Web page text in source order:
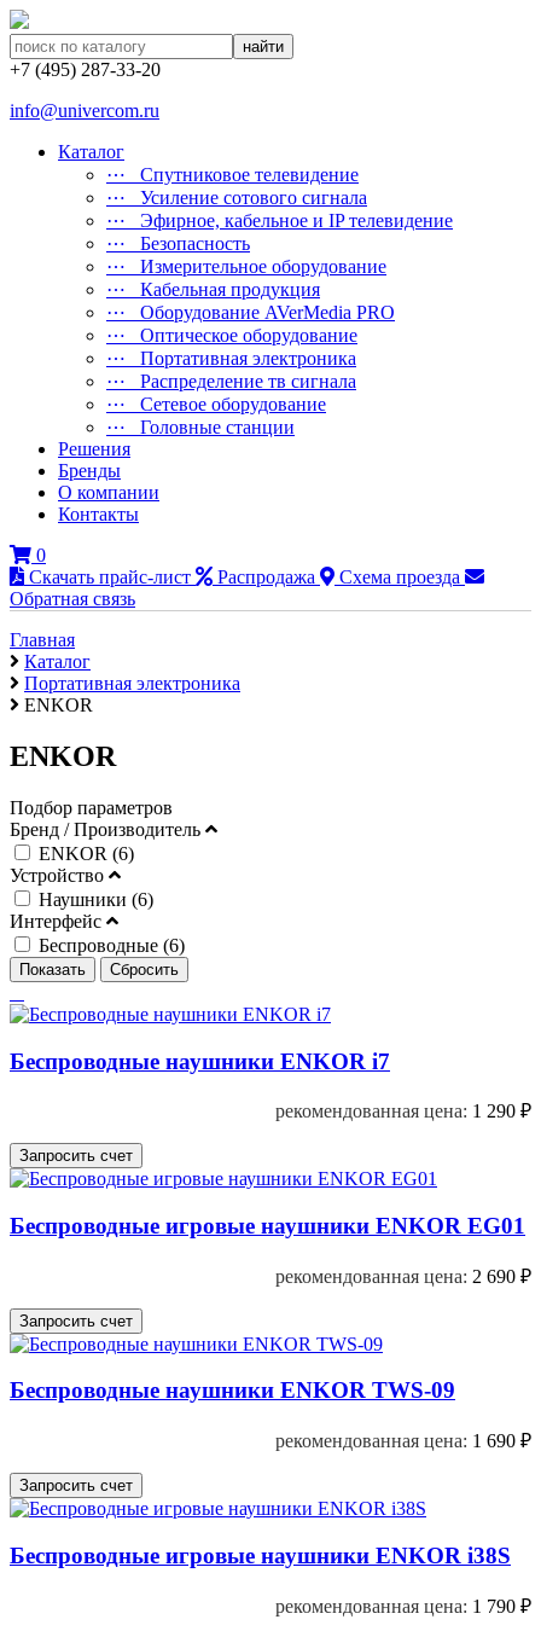
найти
+7 (495) 287-33-20
info@univercom.ru
Каталог
⋯ Cпутниковое телевидение
⋯ Усиление сотового сигнала
⋯ Эфирное, кабельное и IP телевидение
⋯ Безопасность
⋯ Измерительное оборудование
⋯ Кабельная продукция
⋯ Оборудование AVerMedia PRO
⋯ Оптическое оборудование
⋯ Портативная электроника
⋯ Распределение тв сигнала
⋯ Сетевое оборудование
⋯ Головные станции
Решения
Бренды
О компании
Контакты
0
Скачать прайс-лист
Распродажа
Схема проезда
Обратная связь
Главная
Каталог
Портативная электроника
ENKOR
ENKOR
Подбор параметров
Бренд / Производитель
ENKOR (6)
Устройство
Наушники (6)
Интерфейс
Беспроводные (6)
Беспроводные наушники ENKOR i7
рекомендованная цена: 1 290 ₽
Беспроводные игровые наушники ENKOR EG01
рекомендованная цена: 2 690 ₽
Беспроводные наушники ENKOR TWS-09
рекомендованная цена: 1 690 ₽
Беспроводные игровые наушники ENKOR i38S
рекомендованная цена: 1 790 ₽